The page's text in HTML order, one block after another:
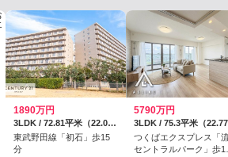
1890万円
3LDK / 72.81平米（22.02坪）（壁芯）
東武野田線「初石」歩15
分
5790万円
つくばエクスプレス「
セントラルパーク」歩